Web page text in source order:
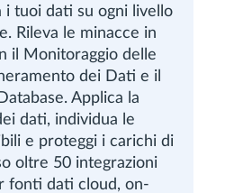
i tuoi dati su ogni livello
Rileva le minacce in
il Monitoraggio delle
dei Dati e il
Applica la
dati, individua le
e proteggi i carichi di
oltre 50 integrazioni
fonti dati cloud, on-